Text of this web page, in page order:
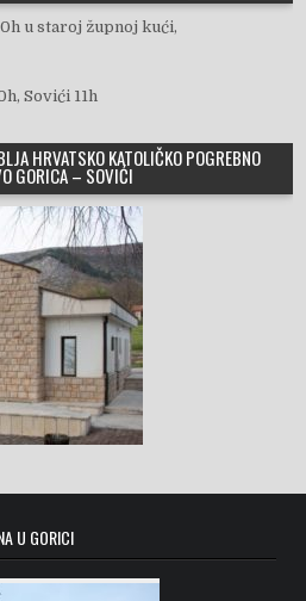
u staroj župnoj kući,
Sovići 11h
HRVATSKO KATOLIČKO POGREBNO
GORICA – SOVIĆI
U GORICI